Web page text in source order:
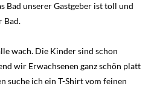
Bad unserer Gastgeber ist toll und
Bad.
wach. Die Kinder sind schon
wir Erwachsenen ganz schön platt
suche ich ein T-Shirt vom feinen